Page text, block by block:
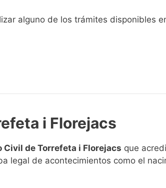
alguno de los trámites disponibles
i Florejacs
Civil de Torrefeta i Florejacs que
legal de acontecimientos como el